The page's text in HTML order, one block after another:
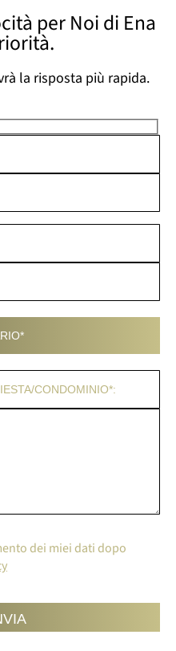
per Noi di Ena
la risposta più rapida.
dei miei dati dopo